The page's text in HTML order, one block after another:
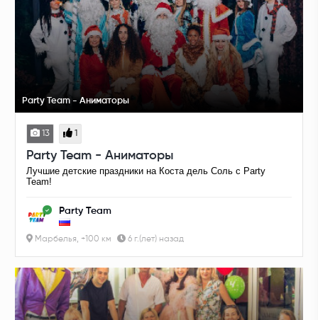
Party Team - Аниматоры
13 1
Party Team - Аниматоры
Лучшие детские праздники на Коста дель Соль с Party
Team!
Party Team
Марбелья, +100 км 6 г.(лет) назад